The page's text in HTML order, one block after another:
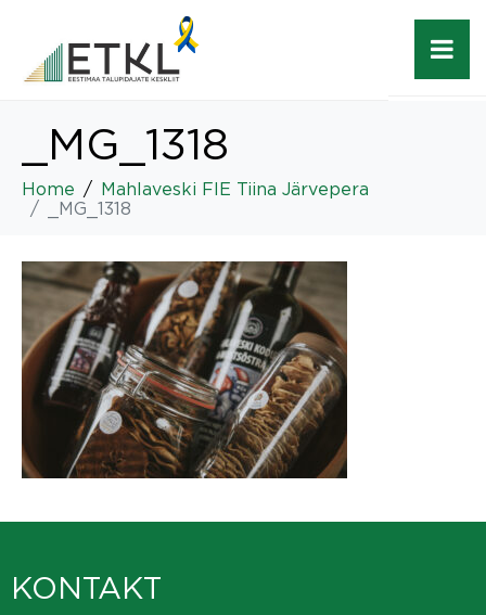
_MG_1318
Home
Mahlaveski FIE Tiina Järvepera
_MG_1318
KONTAKT